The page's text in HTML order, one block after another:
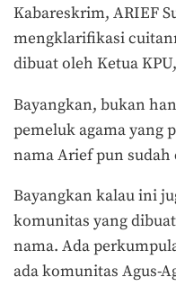
Kabareskrim, ARIEF
mengklarifikasi
dibuat oleh Ketua
Bayangkan, bukan
pemeluk agama yang
nama Arief pun sudah
Bayangkan kalau ini
komunitas yang
nama. Ada
ada komunitas Agus-